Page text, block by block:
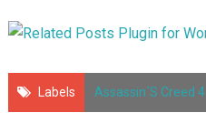
Labels Assassin´s Creed 4